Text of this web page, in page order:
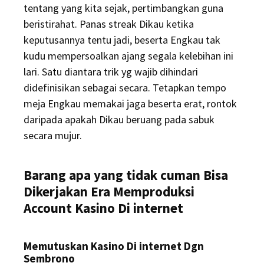
tentang yang kita sejak, pertimbangkan guna
beristirahat. Panas streak Dikau ketika
keputusannya tentu jadi, beserta Engkau tak
kudu mempersoalkan ajang segala kelebihan ini
lari. Satu diantara trik yg wajib dihindari
didefinisikan sebagai secara. Tetapkan tempo
meja Engkau memakai jaga beserta erat, rontok
daripada apakah Dikau beruang pada sabuk
secara mujur.
Barang apa yang tidak cuman Bisa
Dikerjakan Era Memproduksi
Account Kasino Di internet
Memutuskan Kasino Di internet Dgn
Sembrono